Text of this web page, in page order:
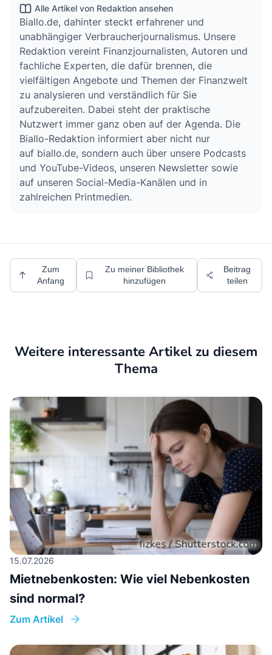
Alle Artikel von Redaktion ansehen
Biallo.de, dahinter steckt erfahrener und
unabhängiger Verbraucherjournalismus. Unsere
Redaktion vereint Finanzjournalisten, Autoren und
fachliche Experten, die dafür brennen, die
vielfältigen Angebote und Themen der Finanzwelt
zu analysieren und verständlich für Sie
aufzubereiten. Dabei steht der praktische
Nutzwert immer ganz oben auf der Agenda. Die
Biallo-Redaktion informiert aber nicht nur
auf biallo.de, sondern auch über unsere Podcasts
und YouTube-Videos, unseren Newsletter sowie
auf unseren Social-Media-Kanälen und in
zahlreichen Printmedien.
Zum
Anfang
Zu meiner Bibliothek
hinzufügen
Beitrag
teilen
Weitere interessante Artikel zu diesem
Thema
15.07.2026
Mietnebenkosten: Wie viel Nebenkosten
sind normal?
Zum Artikel